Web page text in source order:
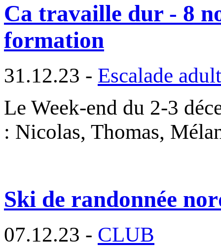
Ca travaille dur - 8
formation
31.12.23 - Escalade
Le Week-end du 2-3
: Nicolas, Thomas,
Ski de randonnée
07.12.23 - CLUB